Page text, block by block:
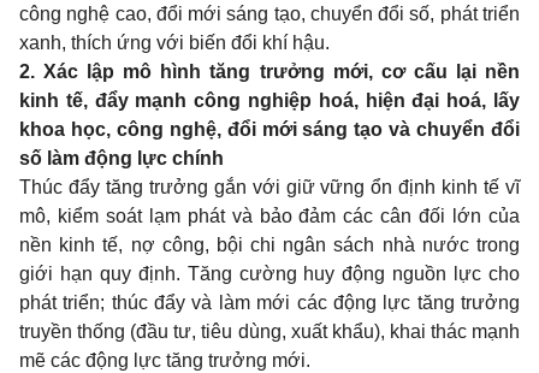
công nghệ cao, đổi mới sáng tạo, chuyển đổi số, phát triển
xanh, thích ứng với biến đổi khí hậu.
2. Xác lập mô hình tăng trưởng mới, cơ cấu lại nền
kinh tế, đẩy mạnh công nghiệp hoá, hiện đại hoá, lấy
khoa học, công nghệ, đổi mới sáng tạo và chuyển đổi
số làm động lực chính
Thúc đẩy tăng trưởng gắn với giữ vững ổn định kinh tế vĩ
mô, kiểm soát lạm phát và bảo đảm các cân đối lớn của
nền kinh tế, nợ công, bội chi ngân sách nhà nước trong
giới hạn quy định. Tăng cường huy động nguồn lực cho
phát triển; thúc đẩy và làm mới các động lực tăng trưởng
truyền thống (đầu tư, tiêu dùng, xuất khẩu), khai thác mạnh
mẽ các động lực tăng trưởng mới.